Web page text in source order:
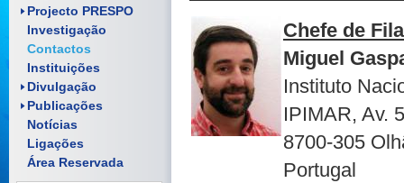
Projecto PRESPO
Objectivos
Investigação
Contactos
Instituições
Divulgação
Pósteres
Folhetos
Material Promocional
Reuniões
Publicações
Artigos científicos
Relatórios
Comunicações
Pósteres
Manuais
Documentos
Notícias
Ligações
Área Reservada
Chefe de Fila
Miguel
Instituto
IPIMAR, Av.
8700-305
Portugal